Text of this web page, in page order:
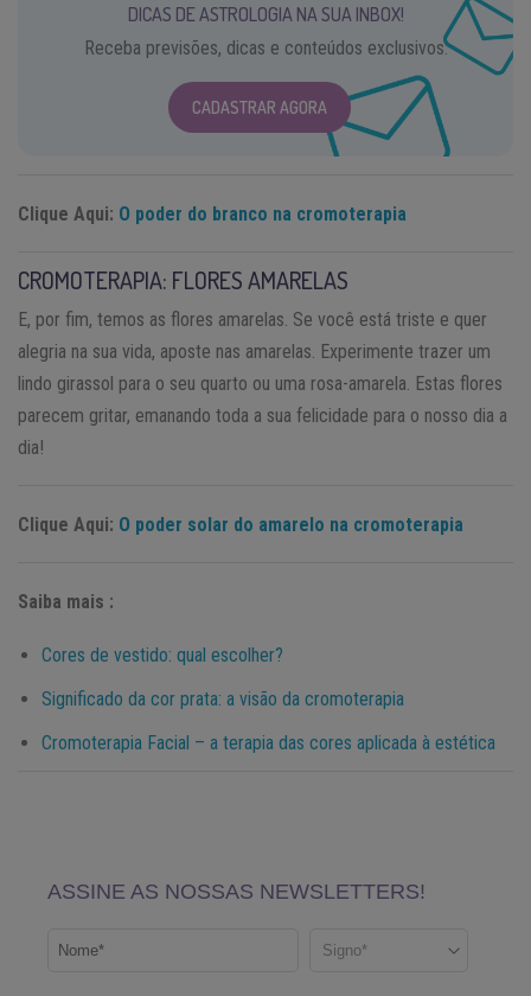
DICAS DE ASTROLOGIA NA SUA INBOX!
Receba previsões, dicas e conteúdos exclusivos.
CADASTRAR AGORA
Clique Aqui: O poder do branco na cromoterapia
CROMOTERAPIA: FLORES AMARELAS
E, por fim, temos as flores amarelas. Se você está triste e quer
alegria na sua vida, aposte nas amarelas. Experimente trazer um
lindo girassol para o seu quarto ou uma rosa-amarela. Estas flores
parecem gritar, emanando toda a sua felicidade para o nosso dia a
dia!
Clique Aqui: O poder solar do amarelo na cromoterapia
Saiba mais :
Cores de vestido: qual escolher?
Significado da cor prata: a visão da cromoterapia
Cromoterapia Facial – a terapia das cores aplicada à estética